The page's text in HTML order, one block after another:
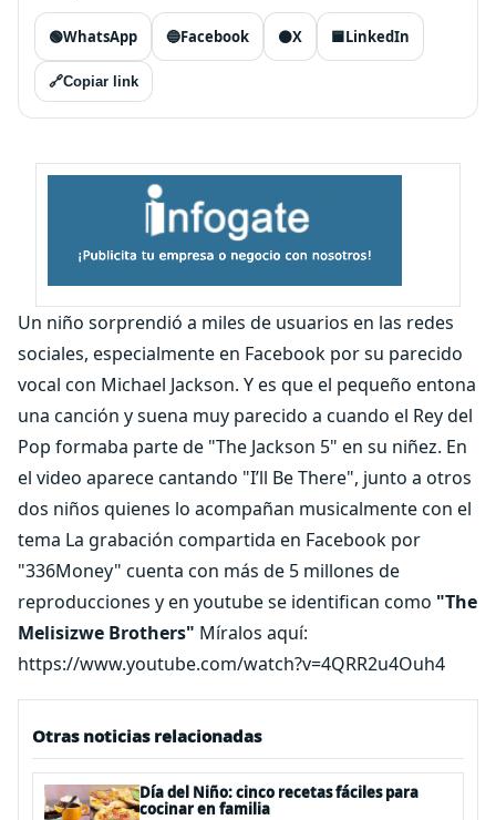
🟢WhatsApp 🔵Facebook ⚫X 🟦LinkedIn
🔗Copiar link
Un niño sorprendió a miles de usuarios en las redes
sociales, especialmente en Facebook por su parecido
vocal con Michael Jackson. Y es que el pequeño entona
una canción y suena muy parecido a cuando el Rey del
Pop formaba parte de "The Jackson 5" en su niñez. En
el video aparece cantando "I’ll Be There", junto a otros
dos niños quienes lo acompañan musicalmente con el
tema La grabación compartida en Facebook por
"336Money" cuenta con más de 5 millones de
reproducciones y en youtube se identifican como "The
Melisizwe Brothers" Míralos aquí:
https://www.youtube.com/watch?v=4QRR2u4Ouh4
Otras noticias relacionadas
Día del Niño: cinco recetas fáciles para
cocinar en familia